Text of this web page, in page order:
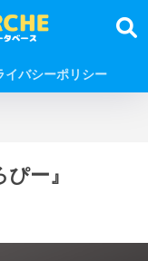
イバシーポリシー
ー』